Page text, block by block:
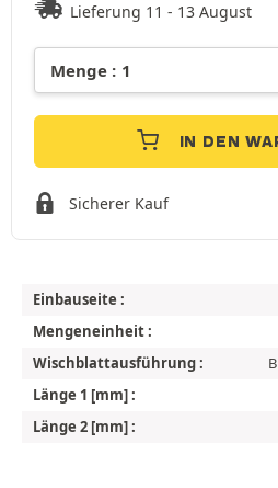
Lieferung 11 - 13 August
IN DEN
Sicherer Kauf
Einbauseite :
Mengeneinheit :
Wischblattausführung :
Länge 1 [mm] :
Länge 2 [mm] :